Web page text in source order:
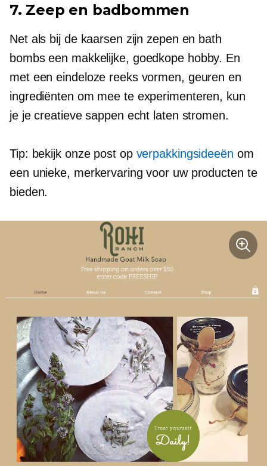
7. Zeep en badbommen
Net als bij de kaarsen zijn zepen en bath
bombs een makkelijke, goedkope hobby. En
met een eindeloze reeks vormen, geuren en
ingrediënten om mee te experimenteren, kun
je je creatieve sappen echt laten stromen.
Tip: bekijk onze post op verpakkingsideeën om
een ​​unieke, merkervaring voor uw producten te
bieden.